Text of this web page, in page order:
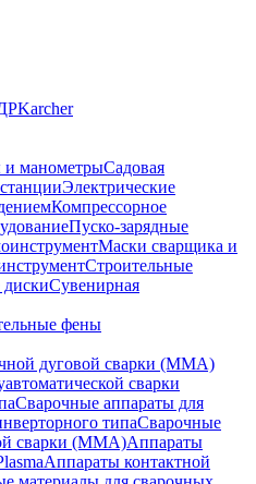
Karcher
и манометрыСадовая
Электрические
Компрессорное
Пуско-зарядные
Маски сварщика и
Строительные
Сувенирная
фены
дуговой сварки (MMA)
сварки
Сварочные аппараты для
типаСварочные
сварки (MMA)Аппараты
Аппараты контактной